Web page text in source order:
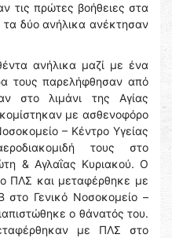
τις πρώτες βοήθειες στα
τα δύο ανήλικα ανέκτησαν
ανήλικα μαζί με ένα
τους παρελήφθησαν από
στο λιμάνι της Αγίας
με ασθενοφόρο
– Κέντρο Υγείας
τους στο
& Αγλαΐας Κυριακού. Ο
ΠΛΣ και μεταφέρθηκε με
Γενικό Νοσοκομείο –
ο θάνατός του.
με ΠΛΣ στο